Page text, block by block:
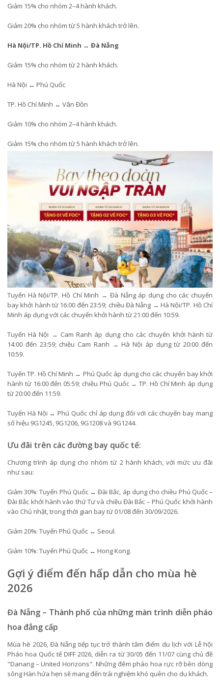
Giảm 15% cho nhóm 2–4 hành khách.
Giảm 20% cho nhóm từ 5 hành khách trở lên.
Hà Nội/TP. Hồ Chí Minh ↔ Đà Nẵng
Giảm 15% cho nhóm từ 2 hành khách.
Hà Nội ↔ Phú Quốc
TP. Hồ Chí Minh ↔ Vân Đồn
Giảm 10% cho nhóm 2–4 hành khách.
Giảm 15% cho nhóm từ 5 hành khách trở lên.
Tuyến Hà Nội/TP. Hồ Chí Minh → Đà Nẵng áp dụng cho các chuyến
bay khởi hành từ 16:00 đến 23:59; chiều Đà Nẵng → Hà Nội/TP. Hồ Chí
Minh áp dụng với các chuyến khởi hành từ 21:00 đến 10:59.
Tuyến Hà Nội → Cam Ranh áp dụng cho các chuyến khởi hành từ
14:00 đến 23:59; chiều Cam Ranh → Hà Nội áp dụng từ 20:00 đến
10:59.
Tuyến TP. Hồ Chí Minh → Phú Quốc áp dụng cho các chuyến bay khởi
hành từ 16:00 đến 05:59; chiều Phú Quốc → TP. Hồ Chí Minh áp dụng
từ 20:00 đến 11:59.
Tuyến Hà Nội ↔ Phú Quốc chỉ áp dụng đối với các chuyến bay mang
số hiệu 9G1245, 9G1206, 9G1208 và 9G1244.
Ưu đãi trên các đường bay quốc tế:
Chương trình áp dụng cho nhóm từ 2 hành khách, với mức ưu đãi
như sau:
Giảm 30%: Tuyến Phú Quốc ↔ Đài Bắc, áp dụng cho chiều Phú Quốc –
Đài Bắc khởi hành vào thứ Tư và chiều Đài Bắc – Phú Quốc khởi hành
vào Chủ nhật, trong thời gian bay từ 01/08 đến 30/09/2026.
Giảm 20%: Tuyến Phú Quốc ↔ Seoul.
Giảm 10%: Tuyến Phú Quốc ↔ Hong Kong.
Gợi ý điểm đến hấp dẫn cho mùa hè
2026
Đà Nẵng – Thành phố của những màn trình diễn pháo
hoa đẳng cấp
Mùa hè 2026, Đà Nẵng tiếp tục trở thành tâm điểm du lịch với Lễ hội
Pháo hoa Quốc tế DIFF 2026, diễn ra từ 30/05 đến 11/07 cùng chủ đề
"Danang – United Horizons". Những đêm pháo hoa rực rỡ bên dòng
sông Hàn hứa hẹn sẽ mang đến trải nghiệm khó quên cho du khách.